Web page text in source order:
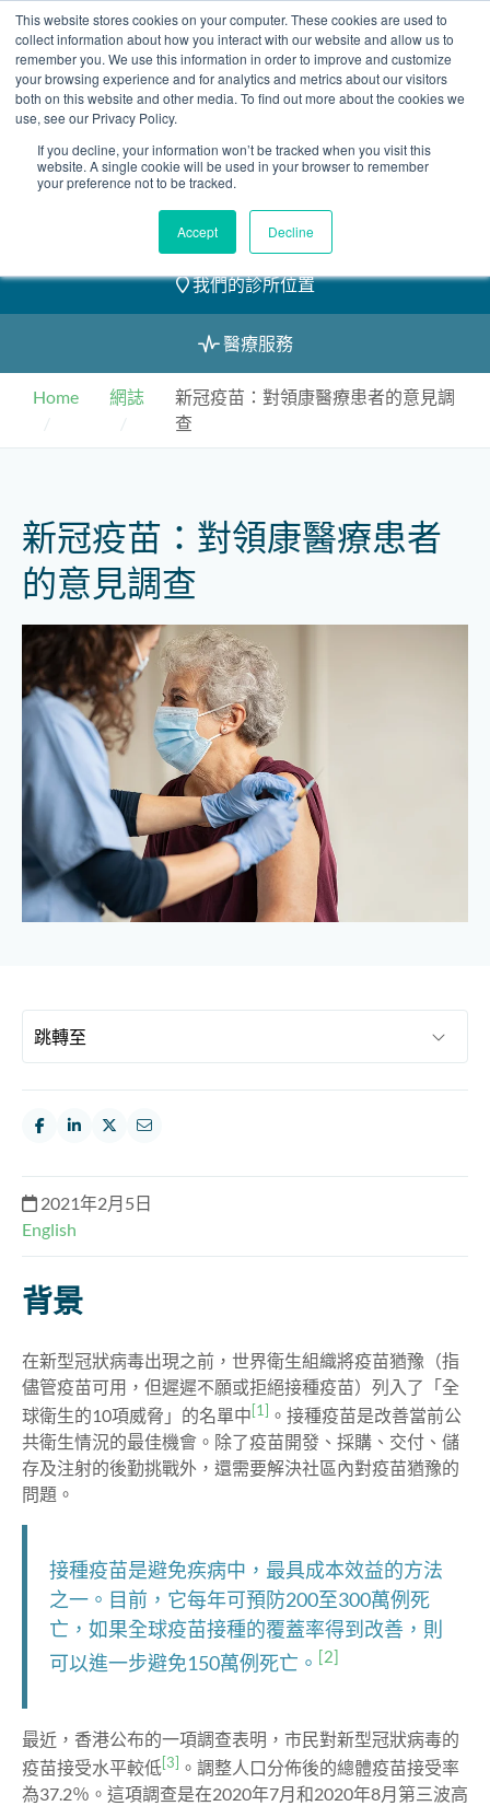
This website stores cookies on your computer. These cookies are used to
collect information about how you interact with our website and allow us to
remember you. We use this information in order to improve and customize
your browsing experience and for analytics and metrics about our visitors
both on this website and other media. To find out more about the cookies we
use, see our Privacy Policy.
If you decline, your information won’t be tracked when you visit this
website. A single cookie will be used in your browser to remember
your preference not to be tracked.
Accept Decline
Skip
to
content
2155 9055
預約
我們的醫護團隊
我們的診所位置
醫療服務
Home 網誌
新冠疫苗：對領康醫療患者的意見調
查
新冠疫苗：對領康醫療患者
的意見調查
2021年2月5日
English
背景
在新型冠狀病毒出現之前，世界衛生組織將疫苗猶豫（指
儘管疫苗可用，但遲遲不願或拒絕接種疫苗）列入了
「全
球衛生的10項威脅」的名單中[1] 。接種疫苗是改善當前公
共衛生情況的最佳機會。除了疫苗開發、採購、交付、儲
存及注射的後勤挑戰外，還需要解決社區內對疫苗猶豫的
問題。
接種疫苗是避免疾病中，最具成本效益的方法
之一 。目前，它每年可預防200至300萬例死
亡，如果全球疫苗接種的覆蓋率得到改善，則
可以進一步避免150萬例死亡。 [2]
最近，香港公布的一項調查表明，市民對新型冠狀病毒的
疫苗接受水平較低[3] 。調整人口分佈後的總體疫苗接受率
為37.2％。這項調查是在2020年7月和2020年8月第三波高